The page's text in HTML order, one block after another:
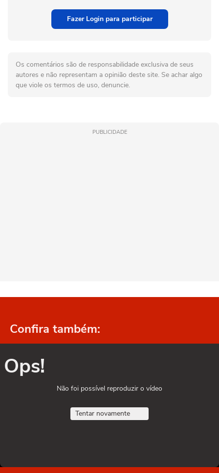
Fazer Login para participar
Os comentários são de responsabilidade exclusiva de seus
autores e não representam a opinião deste site. Se achar algo
que viole os termos de uso, denuncie.
PUBLICIDADE
Confira também:
Ops!
Não foi possível reproduzir o vídeo
Tentar novamente